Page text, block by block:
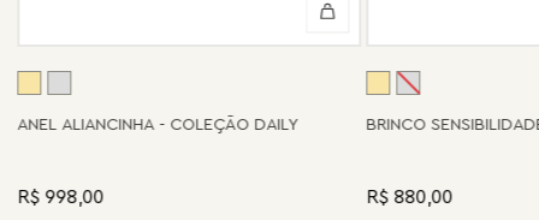
ANEL ALIANCINHA - COLEÇÃO DAILY
R$ 998,00
BRINCO
R$ 880,00